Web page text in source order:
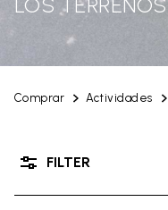
Comprar Actividades
FILTER